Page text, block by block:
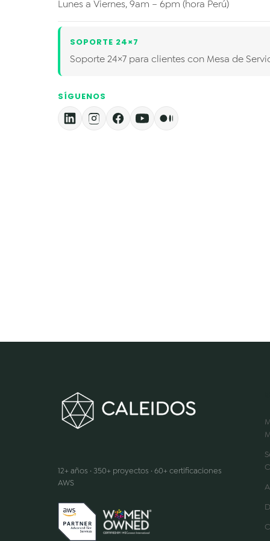
Lunes a Viernes, 9am – 6pm (hora Perú)
SOPORTE 24×7
Soporte 24×7 para clientes con Mesa de
SÍGUENOS
12+ años · 350+ proyectos · 60+ certificaciones
AWS